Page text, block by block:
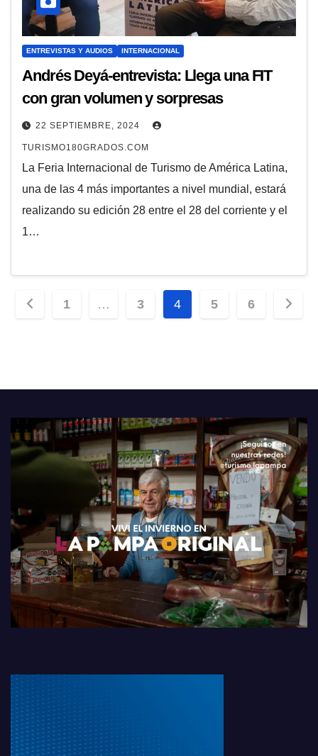
ENTREVISTAS Y AUDIOS INTERNACIONAL
Andrés Deyá-entrevista: Llega una FIT
con gran volumen y sorpresas
22 SEPTIEMBRE, 2024
TURISMO180GRADOS.COM
La Feria Internacional de Turismo de América Latina,
una de las 4 más importantes a nivel mundial, estará
realizando su edición 28 entre el 28 del corriente y el
1…
Paginación
1 … 3 4 5 6